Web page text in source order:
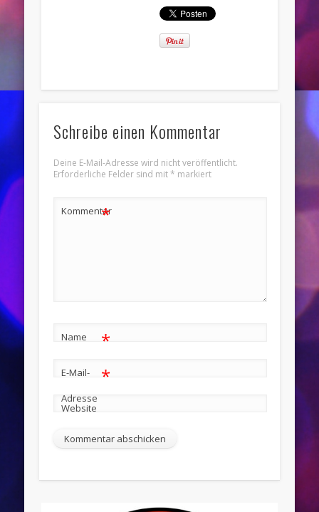
Schreibe einen Kommentar
Deine E-Mail-Adresse wird nicht veröffentlicht.
Erforderliche Felder sind mit* markiert
Kommentar
*
Name *
E-Mail-
Adresse
*
Website